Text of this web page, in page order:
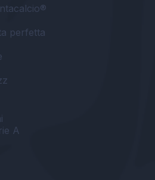
perfetta
A